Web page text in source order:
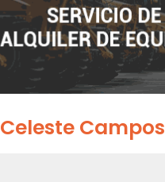
Celeste Campos